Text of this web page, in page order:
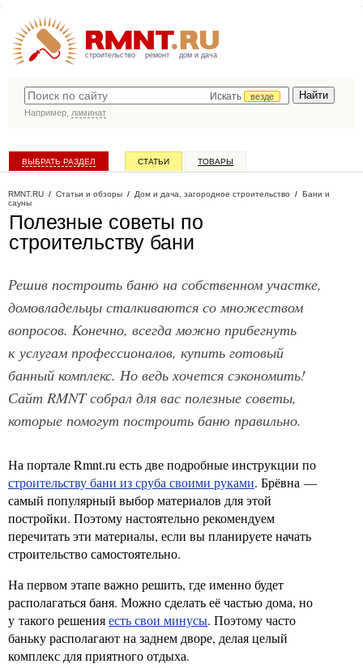
строительство ремонт дом и дача
Искать
везде
Например, ламинат
ВЫБРАТЬ РАЗДЕЛ СТАТЬИ ТОВАРЫ
RMNT.RU / Статьи и обзоры / Дом и дача, загородное строительство / Бани и
сауны
Полезные советы по
строительству бани
Решив построить баню на собственном участке,
домовладельцы сталкиваются со множеством
вопросов. Конечно, всегда можно прибегнуть
к услугам профессионалов, купить готовый
банный комплекс. Но ведь хочется сэкономить!
Сайт RMNT собрал для вас полезные советы,
которые помогут построить баню правильно.
На портале Rmnt.ru есть две подробные инструкции по
строительству бани из сруба своими руками. Брёвна —
самый популярный выбор материалов для этой
постройки. Поэтому настоятельно рекомендуем
перечитать эти материалы, если вы планируете начать
строительство самостоятельно.
На первом этапе важно решить, где именно будет
располагаться баня. Можно сделать её частью дома, но
у такого решенияесть свои минусы. Поэтому часто
баньку располагают на заднем дворе, делая целый
комплекс для приятного отдыха.